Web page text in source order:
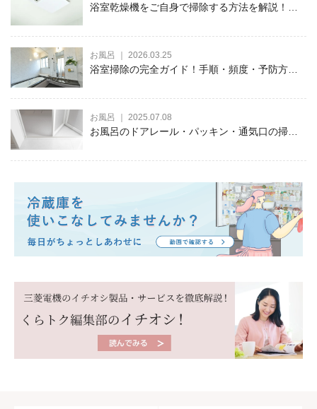
浴室乾燥機をご自身で掃除する方法を解説！安
お風呂 ｜ 2026.03.25
浴室掃除の完全ガイド！手順・頻度・予防方法
お風呂 ｜ 2025.07.08
お風呂のドアレール・パッキン・通気口の掃除